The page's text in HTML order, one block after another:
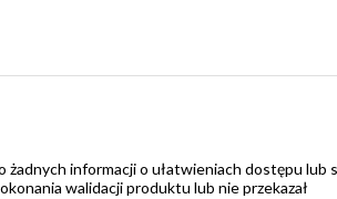
informacji o ułatwieniach dostępu lub
walidacji produktu lub nie przekazał